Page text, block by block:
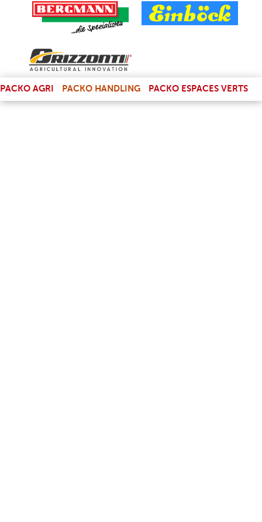
PACKO AGRI PACKO HANDLING PACKO ESPACES VERTS